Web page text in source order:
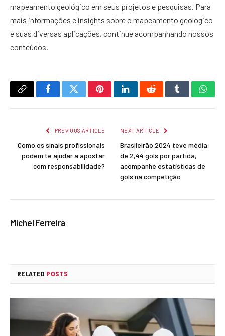
mapeamento geológico em seus projetos e pesquisas. Para
mais informações e insights sobre o mapeamento geológico
e suas diversas aplicações, continue acompanhando nossos
conteúdos.
Copy
FacebookTwitterPinterestLinkedInRedditTumblr
PREVIOUS ARTICLE
Como os sinais profissionais
podem te ajudar a apostar
com responsabilidade?
NEXT ARTICLE
Brasileirão 2024 teve média
de 2,44 gols por partida,
acompanhe estatísticas de
gols na competição
Michel Ferreira
RELATED POSTS